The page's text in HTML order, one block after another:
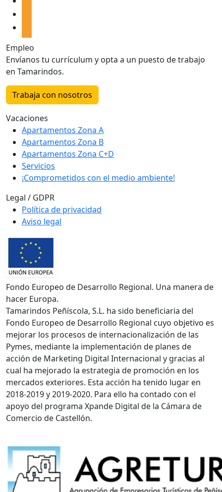
Empleo
Envíanos tu currículum y opta a un puesto de trabajo
en Tamarindos.
Trabaja con nosotros
Vacaciones
Apartamentos Zona A
Apartamentos Zona B
Apartamentos Zona C+D
Servicios
¡Comprometidos con el medio ambiente!
Legal / GDPR
Política de privacidad
Aviso legal
Fondo Europeo de Desarrollo Regional. Una manera de
hacer Europa.
Tamarindos Peñíscola, S.L. ha sido beneficiaria del
Fondo Europeo de Desarrollo Regional cuyo objetivo es
mejorar los procesos de internacionalización de las
Pymes, mediante la implementación de planes de
acción de Marketing Digital Internacional y gracias al
cual ha mejorado la estrategia de promoción en los
mercados exteriores. Esta acción ha tenido lugar en
2018-2019 y 2019-2020. Para ello ha contado con el
apoyo del programa Xpande Digital de la Cámara de
Comercio de Castellón.